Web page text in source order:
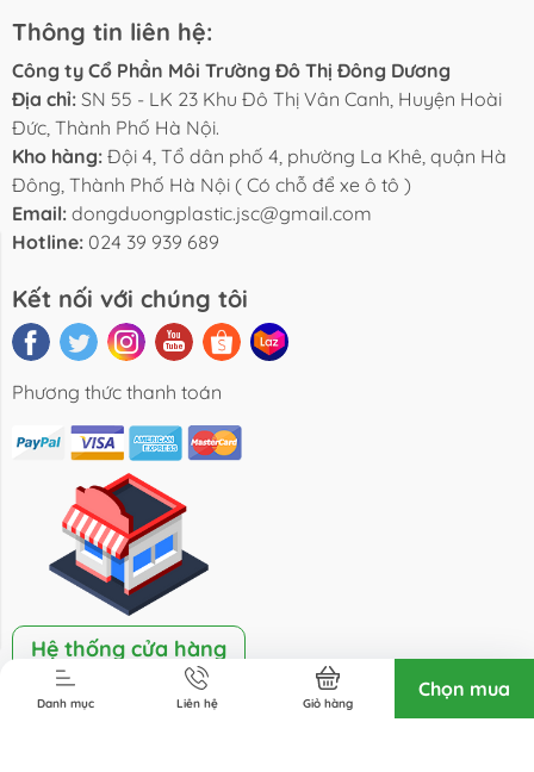
Danh mục Liên hệ Giỏ hàng
Chọn mua
Thông tin liên hệ:
Công ty Cổ Phần Môi Trường Đô Thị Đông Dương
Địa chỉ: SN 55 - LK 23 Khu Đô Thị Vân Canh, Huyện Hoài
Đức, Thành Phố Hà Nội.
Kho hàng: Đội 4, Tổ dân phố 4, phường La Khê, quận Hà
Đông, Thành Phố Hà Nội ( Có chỗ để xe ô tô )
Email: dongduongplastic.jsc@gmail.com
Hotline: 024 39 939 689
Kết nối với chúng tôi
Phương thức thanh toán
Hệ thống cửa hàng